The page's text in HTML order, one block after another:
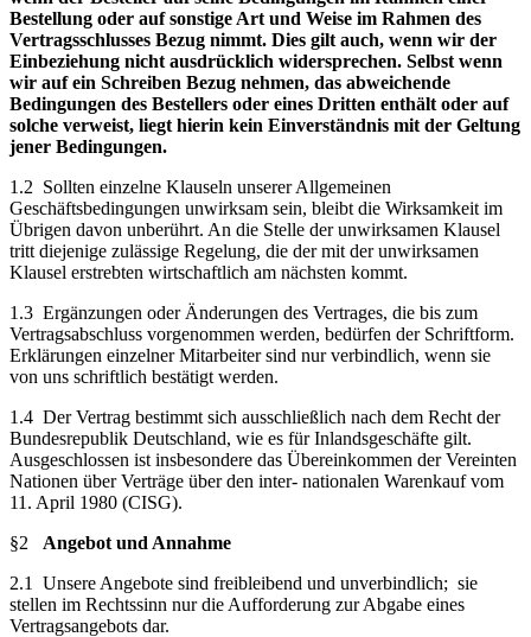
Bestellung oder auf sonstige Art und Weise im Rahmen des
Vertragsschlusses Bezug nimmt. Dies gilt auch, wenn wir der
Einbeziehung nicht ausdrücklich widersprechen. Selbst wenn
wir auf ein Schreiben Bezug nehmen, das abweichende
Bedingungen des Bestellers oder eines Dritten enthält oder auf
solche verweist, liegt hierin kein Einverständnis mit der Geltung
jener Bedingungen.
1.2 Sollten einzelne Klauseln unserer Allgemeinen
Geschäftsbedingungen unwirksam sein, bleibt die Wirksamkeit im
Übrigen davon unberührt. An die Stelle der unwirksamen Klausel
tritt diejenige zulässige Regelung, die der mit der unwirksamen
Klausel erstrebten wirtschaftlich am nächsten kommt.
1.3 Ergänzungen oder Änderungen des Vertrages, die bis zum
Vertragsabschluss vorgenommen werden, bedürfen der Schriftform.
Erklärungen einzelner Mitarbeiter sind nur verbindlich, wenn sie
von uns schriftlich bestätigt werden.
1.4 Der Vertrag bestimmt sich ausschließlich nach dem Recht der
Bundesrepublik Deutschland, wie es für Inlandsgeschäfte gilt.
Ausgeschlossen ist insbesondere das Übereinkommen der Vereinten
Nationen über Verträge über den inter- nationalen Warenkauf vom
11. April 1980 (CISG).
§2 Angebot und Annahme
2.1 Unsere Angebote sind freibleibend und unverbindlich; sie
stellen im Rechtssinn nur die Aufforderung zur Abgabe eines
Vertragsangebots dar.